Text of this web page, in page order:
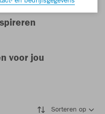
voor jou
Sorteren op